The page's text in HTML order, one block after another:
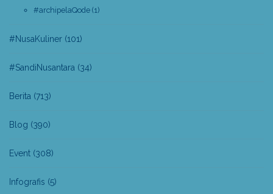
#archipelaQode (1)
#NusaKuliner (101)
#SandiNusantara (34)
Berita (713)
Blog (390)
Event (308)
Infografis (5)